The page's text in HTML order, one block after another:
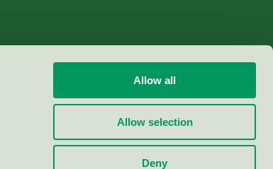
Allow all
Allow selection
Deny